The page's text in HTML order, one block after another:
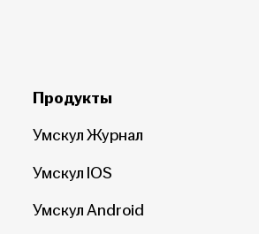
Продукты
Умскул Журнал
Умскул IOS
Умскул Android